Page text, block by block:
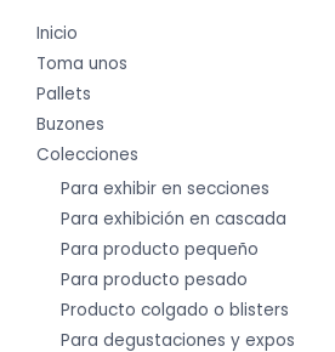
Inicio
Toma unos
Pallets
Buzones
Colecciones
Para exhibir en secciones
Para exhibición en cascada
Para producto pequeño
Para producto pesado
Producto colgado o blisters
Para degustaciones y expos